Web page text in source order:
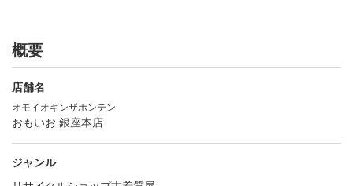
概要
店舗名
オモイオギンザホンテン
おもいお 銀座本店
ジャンル